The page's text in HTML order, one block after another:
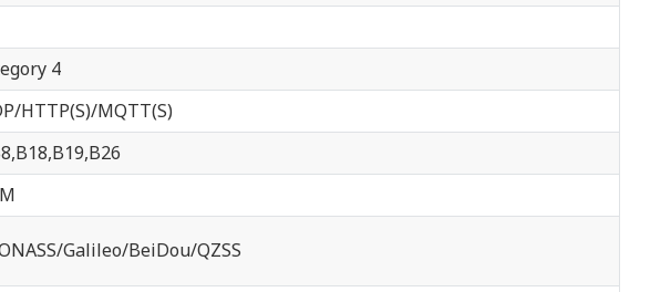
4
HTTP(S)/MQTT(S)
Galileo/BeiDou/QZSS